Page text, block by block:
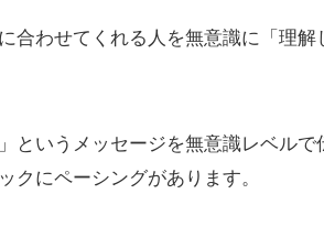
合わせてくれる人を無意識に「理解
というメッセージを無意識レベルで
クにペーシングがあります。